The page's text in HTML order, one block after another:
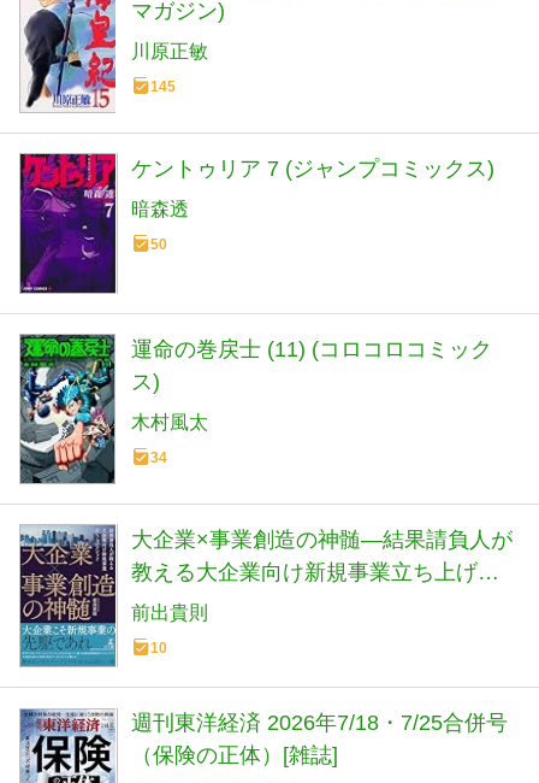
マガジン)
川原正敏
145
ケントゥリア 7 (ジャンプコミックス)
暗森透
50
運命の巻戻士 (11) (コロコロコミック
ス)
木村風太
34
大企業×事業創造の神髄―結果請負人が
教える大企業向け新規事業立ち上げメ
ソッド―
前出貴則
10
週刊東洋経済 2026年7/18・7/25合併号
（保険の正体）[雑誌]